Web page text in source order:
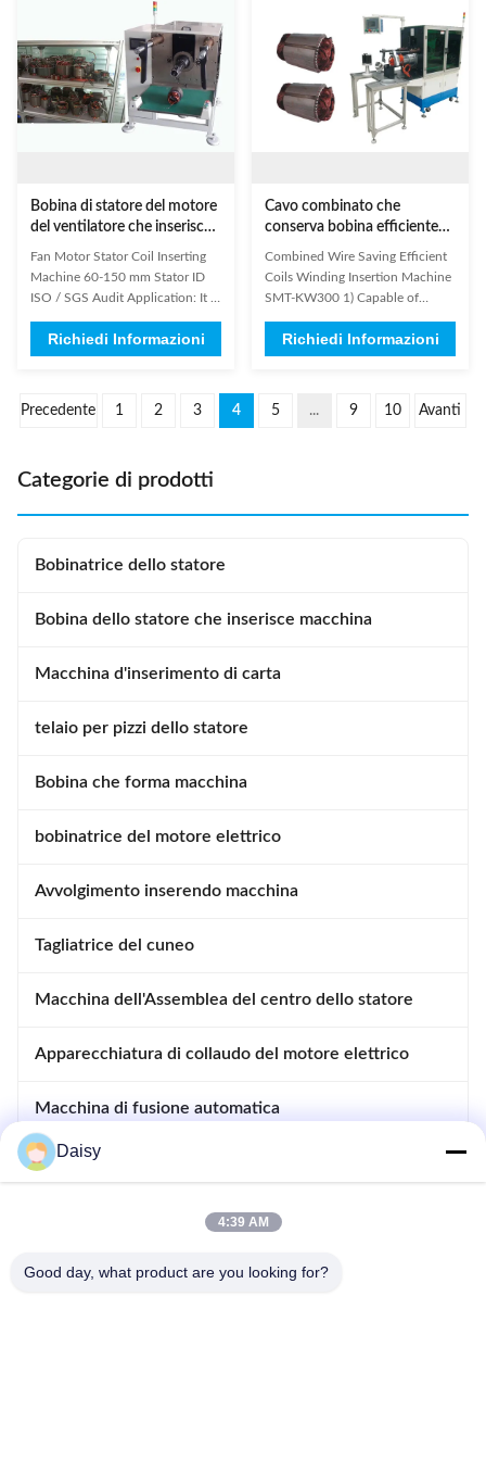
number range 8-48slot Power
Supply 380V/50/60Hz 4Kw
MOQ 1 set ...
the machine uses a needle ...
Bobina di statore del motore
del ventilatore che inserisce
verifica di iso/SGS di
identificazione dello statore
della macchina 60-150
Fan Motor Stator Coil Inserting
Machine 60-150 mm Stator ID
ISO / SGS Audit Application: It is
single phase motor, three phase
motor, compressor motor, starter
air condiction ect. Information
Richiedi Informazioni
Cavo combinato che
conserva bobina efficiente
dello statore che inserisce
macchina
Combined Wire Saving Efficient
Coils Winding Insertion Machine
SMT-KW300 1) Capable of
coil and paper into the static
slots for one time. 2) Capable of
touch screen, with the automatic
Richiedi Informazioni
Precedente 1 2 3 4 5 ... 9 10 Avanti
Categorie di prodotti
Bobinatrice dello statore
Bobina dello statore che inserisce macchina
Macchina d'inserimento di carta
telaio per pizzi dello statore
Bobina che forma macchina
bobinatrice del motore elettrico
Avvolgimento inserendo macchina
Tagliatrice del cuneo
Macchina dell'Assemblea del centro dello statore
Apparecchiatura di collaudo del motore elettrico
Macchina di fusione automatica
Macchina d'inserimento e di spostamento
apparecchiature per la fabbricazione di motori
Daisy
4:39 AM
Good day, what product are you looking for?